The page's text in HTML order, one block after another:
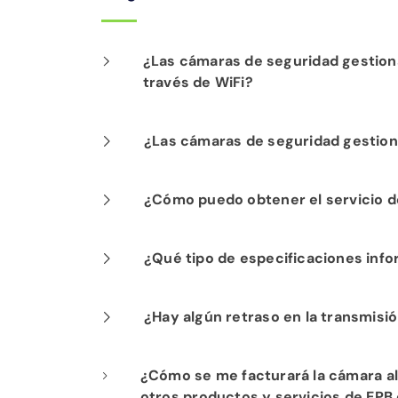
¿Las cámaras de seguridad
través de WiFi?
¿Las cámaras de seguridad
¿Cómo puedo obtener el servicio
¿Qué tipo de especificaciones
¿Hay algún retraso en la
del mundo, distribuida a través de la
¿Cómo se me facturará la cámara